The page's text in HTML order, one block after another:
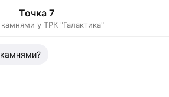
Точка 7
у ТРК "Галактика"